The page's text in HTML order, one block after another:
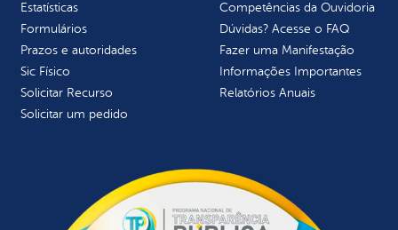
Estatísticas
Formulários
Prazos e autoridades
Sic Físico
Solicitar Recurso
Solicitar um pedido
Competências da Ouvidoria
Dúvidas? Acesse o FAQ
Fazer uma Manifestação
Informações Importantes
Relatórios Anuais